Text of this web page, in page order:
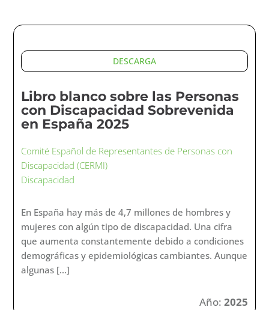
DESCARGA
Libro blanco sobre las Personas
con Discapacidad Sobrevenida
en España 2025
Comité Español de Representantes de Personas con
Discapacidad (CERMI)
Discapacidad
En España hay más de 4,7 millones de hombres y
mujeres con algún tipo de discapacidad. Una cifra
que aumenta constantemente debido a condiciones
demográficas y epidemiológicas cambiantes. Aunque
algunas […]
Año: 2025